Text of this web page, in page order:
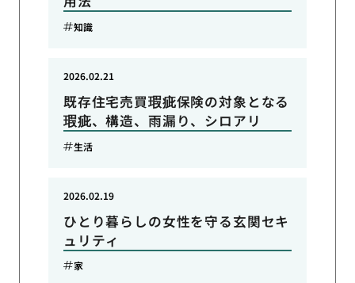
知識
既存住宅売買瑕疵保険の対象となる
瑕疵、構造、雨漏り、シロアリ
2026.02.21
生活
ひとり暮らしの女性を守る玄関セキ
ュリティ
2026.02.19
家